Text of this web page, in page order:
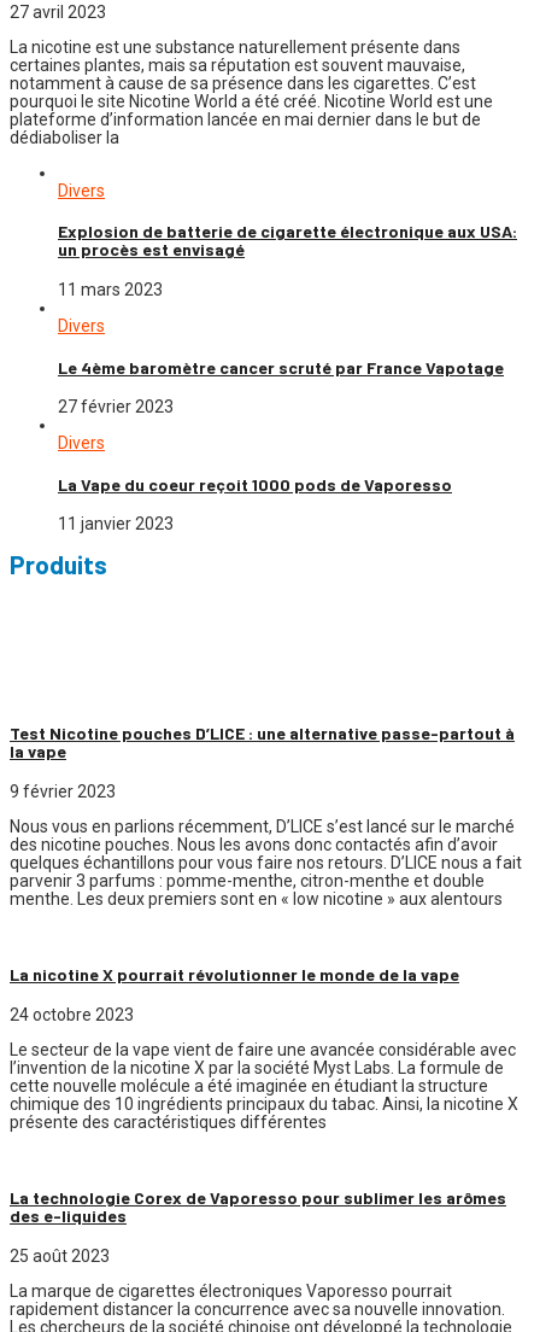
27 avril 2023
La nicotine est une substance naturellement présente dans
certaines plantes, mais sa réputation est souvent mauvaise,
notamment à cause de sa présence dans les cigarettes. C’est
pourquoi le site Nicotine World a été créé. Nicotine World est une
plateforme d’information lancée en mai dernier dans le but de
dédiaboliser la
Divers
Explosion de batterie de cigarette électronique aux USA:
un procès est envisagé
11 mars 2023
Divers
Le 4ème baromètre cancer scruté par France Vapotage
27 février 2023
Divers
La Vape du coeur reçoit 1000 pods de Vaporesso
11 janvier 2023
Produits
Test Nicotine pouches D’LICE : une alternative passe-partout à
la vape
9 février 2023
Nous vous en parlions récemment, D’LICE s’est lancé sur le marché
des nicotine pouches. Nous les avons donc contactés afin d’avoir
quelques échantillons pour vous faire nos retours. D’LICE nous a fait
parvenir 3 parfums : pomme-menthe, citron-menthe et double
menthe. Les deux premiers sont en « low nicotine » aux alentours
La nicotine X pourrait révolutionner le monde de la vape
24 octobre 2023
Le secteur de la vape vient de faire une avancée considérable avec
l’invention de la nicotine X par la société Myst Labs. La formule de
cette nouvelle molécule a été imaginée en étudiant la structure
chimique des 10 ingrédients principaux du tabac. Ainsi, la nicotine X
présente des caractéristiques différentes
La technologie Corex de Vaporesso pour sublimer les arômes
des e-liquides
25 août 2023
La marque de cigarettes électroniques Vaporesso pourrait
rapidement distancer la concurrence avec sa nouvelle innovation.
Les chercheurs de la société chinoise ont développé la technologie